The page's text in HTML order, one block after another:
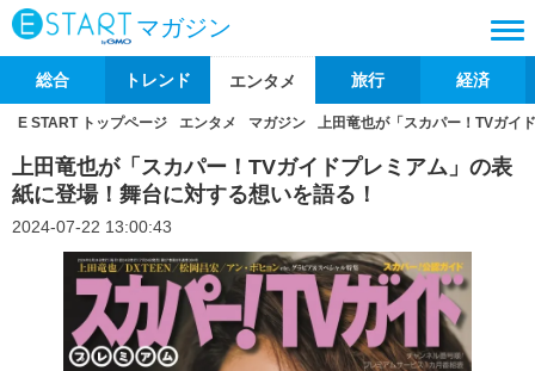
マガジン
総合 トレンド エンタメ 旅行 経済
E START トップページ エンタメ マガジン 上田竜也が「スカパー！TVガイ
上田竜也が「スカパー！TVガイドプレミアム」の表
紙に登場！舞台に対する想いを語る！
2024-07-22 13:00:43